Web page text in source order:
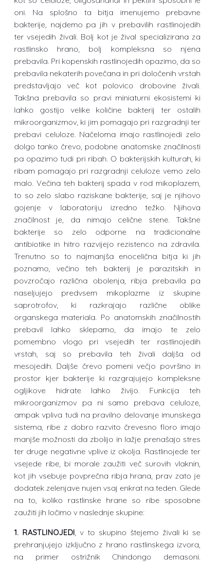
oni. Na splošno ta bitja imenujemo prebavne
bakterije, najdemo pa jih v prebavilih rastlinojedih
ter vsejedih živali. Bolj kot je žival specializirana za
rastlinsko hrano, bolj kompleksna so njena
prebavila. Pri kopenskih rastlinojedih opazimo, da so
prebavila nekaterih povečana in pri določenih vrstah
predstavljajo več kot polovico drobovine živali.
Takšna prebavila so pravi miniaturni ekosistemi ki
lahko gostijo velike količine bakterij ter ostalih
mikroorganizmov, ki jim pomagajo pri razgradnji ter
prebavi celuloze. Načeloma imajo rastlinojedi zelo
dolgo tanko črevo, podobne anatomske značilnosti
pa opazimo tudi pri ribah. O bakterijskih kulturah, ki
ribam pomagajo pri razgradnji celuloze vemo zelo
malo. Večina teh bakterij spada v rod mikoplazem,
to so zelo slabo raziskane bakterije, saj je njihovo
gojenje v laboratoriju izredno težko. Njihova
značilnost je, da nimajo celične stene. Takšne
bakterije so zelo odporne na tradicionalne
antibiotike in hitro razvijejo rezistenco na zdravila.
Trenutno so to najmanjša enocelična bitja ki jih
poznamo, večino teh bakterij je parazitskih in
povzročajo različna obolenja, ribja prebavila pa
naseljujejo predvsem mikoplazme iz skupine
saprotrofov, ki razkrajajo različne oblike
organskega materiala. Po anatomskih značilnostih
prebavil lahko sklepamo, da imajo te zelo
pomembno vlogo pri vsejedih ter rastlinojedih
vrstah, saj so prebavila teh živali daljša od
mesojedih. Daljše črevo pomeni večjo površino in
prostor kjer bakterije ki razgrajujejo kompleksne
ogljikove hidrate lahko živijo. Funkcija teh
mikroorganizmov pa ni samo prebava celuloze,
ampak vpliva tudi na pravilno delovanje imunskega
sistema, ribe z dobro razvito črevesno floro imajo
manjše možnosti da zbolijo in lažje prenašajo stres
ter druge negativne vplive iz okolja. Rastlinojede ter
vsejede ribe, bi morale zaužiti več surovih vlaknin,
kot jih vsebuje povprečna ribja hrana, prav zato je
dodatek zelenjave nujen vsaj enkrat na teden. Glede
na to, koliko rastlinske hrane so ribe sposobne
zaužiti jih ločimo v naslednje skupine:
1. RASTLINOJEDI , v to skupino štejemo živali ki se
prehranjujejo izključno z hrano rastlinskega izvora,
na primer ostrižnik Chindongo demasoni.